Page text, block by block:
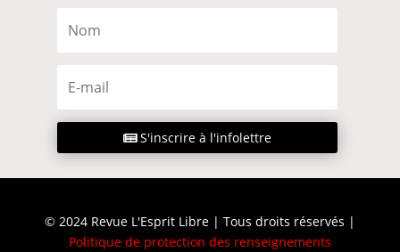
S'inscrire à l'infolettre
© 2024 Revue L'Esprit Libre | Tous droits réservés |
Politique de protection des renseignements